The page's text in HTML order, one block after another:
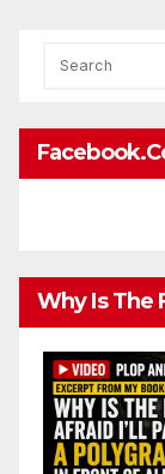
Why Is The